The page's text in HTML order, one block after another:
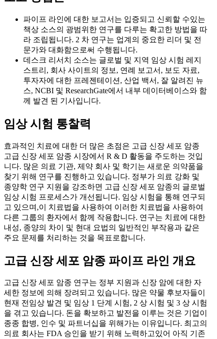
파이프 라인에 대한 보고서는 입증되고 신뢰할 수있는
책상 소스의 광범위한 연구를 다루는 확고한 방법을 따
라 조립됩니다. 2 차 연구는 업계의 중요한 리더 및 전
문가와 대화함으로써 수행됩니다.
데스크 리서치 소스는 글로벌 및 지역 임상 시험 레지
스트리, 회사 사이트의 정보, 연례 보고서, 보도 자료,
투자자에 대한 프레젠테이션, 산업 백서, 잘 알려진 뉴
스, NCBI 및 ResearchGate에서 내부 데이터베이스와 함
께 발견 된 기사입니다.
임상 시험 통찰력
효과적인 치료에 대한 더 많은 초점은 고급 신장 세포 암종
고급 신장 세포 암종 시장에서 R & D 활동을 주도하는 것입
니다. 많은 의료 기관, 제약 회사 및 학기는 새로운 의약품을
찾기 위해 연구를 진행하고 있습니다. 정부가 의료 강화 및
종양학 연구 지원을 강조하면 고급 신장 세포 암종의 글로벌
임상 시험 프로세스가 개선됩니다. 임상 시험을 통해 연구되
고 있으며,이 치료법을 사용하여 이러한 치료법을 사용하여
다른 그룹의 환자에서 함께 작용합니다. 연구는 치료에 대한
내성, 종양의 차이 및 현대 요법의 일반적인 부작용과 같은
주요 문제를 처리하는 것을 목표로합니다.
고급 신장 세포 암종 파이프 라인 개요
고급 신장 세포 암종 연구는 정부 지원과 신장 암에 대한 자
세한 정보에 의해 장려되고 있습니다. 많은 약물 후보자들이
현재 전임상 발견 및 임상 1 단계 시험, 2 상 시험 및 3 상 시험
을 겪고 있습니다. 돈을 확보하고 발전을 이루는 것은 기업이
종종 합병, 인수 및 파트너십을 위해가는 이유입니다. 최고의
의료 회사는 FDA 승인을 받기 위해 노력하고있어 아직 기존